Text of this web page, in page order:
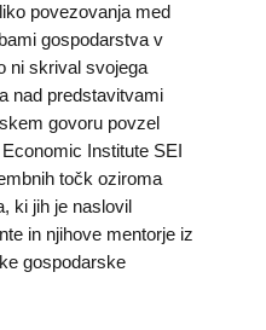
povezovanja med
gospodarstva v
ni skrival svojega
nad predstavitvami
govoru povzel
Institute SEI
točk oziroma
ki jih je naslovil
in njihove mentorje iz
gospodarske